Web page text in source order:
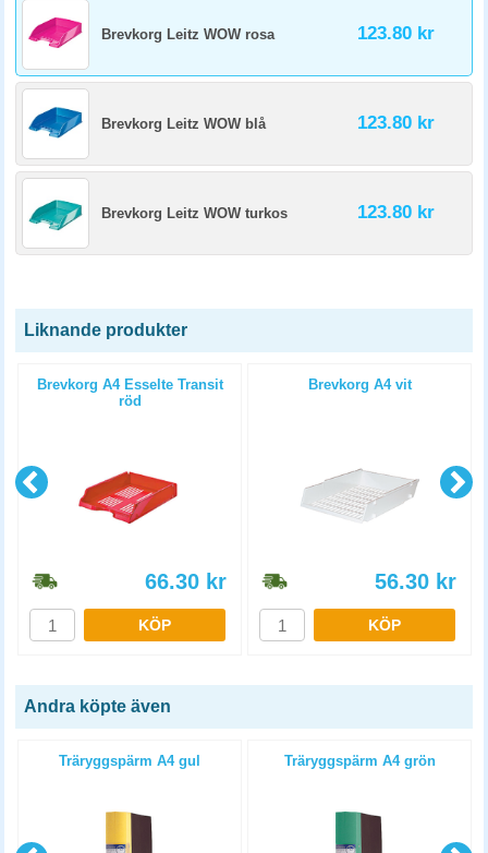
Brevkorg Leitz WOW rosa 123.80 kr
Brevkorg Leitz WOW blå 123.80 kr
Brevkorg Leitz WOW turkos 123.80 kr
Liknande produkter
Brevkorg A4 Esselte Transit
röd
66.30 kr
KÖP
Brevkorg A4 vit
56.30 kr
KÖP
Andra köpte även
Träryggspärm A4 gul Träryggspärm A4 grön